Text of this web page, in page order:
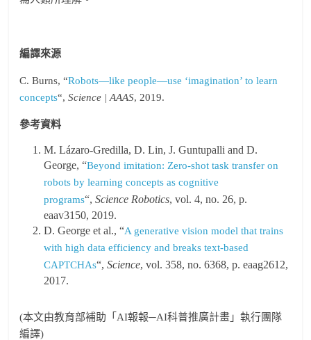
編譯來源
C. Burns, “Robots—like people—use ‘imagination’ to learn
concepts“,Science | AAAS, 2019.
參考資料
M. Lázaro-Gredilla, D. Lin, J. Guntupalli and D.
George, “Beyond imitation: Zero-shot task transfer on
robots by learning concepts as cognitive
programs“,Science Robotics, vol. 4, no. 26, p.
eaav3150, 2019.
D. George et al., “A generative vision model that trains
with high data efficiency and breaks text-based
CAPTCHAs“,Science, vol. 358, no. 6368, p. eaag2612,
2017.
(本文由教育部補助「AI報報─AI科普推廣計畫」執行團隊
編譯)